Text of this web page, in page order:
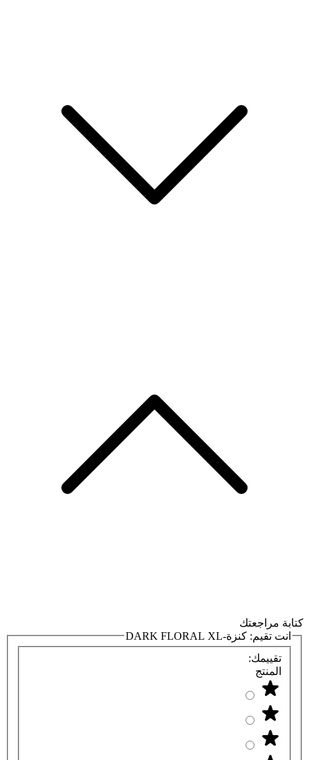
كتابة مراجعتك
انت تقيم: كنزة-DARK FLORAL XL
تقييمك:
المنتج